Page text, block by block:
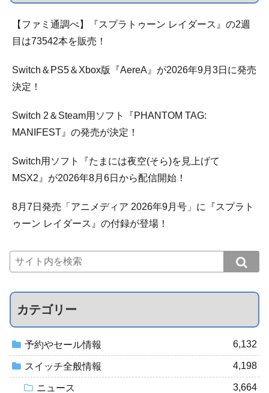
【ファミ通調べ】『スプラトゥーン レイダース』の2週
目は73542本を販売！
Switch＆PS5＆Xbox版『AereA』が2026年9月3日に発売
決定！
Switch 2＆Steam用ソフト『PHANTOM TAG:
MANIFEST』の発売が決定！
Switch用ソフト『たまには夜空(そら)を見上げて
MSX2』が2026年8月6日から配信開始！
8月7日発売「アニメディア 2026年9月号」に『スプラト
ゥーン レイダース』の付録が登場！
カテゴリー
予約やセール情報 6,132
スイッチ全般情報 4,198
ニュース 3,664